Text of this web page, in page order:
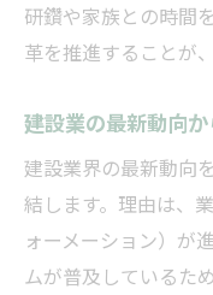
建設業の
建設業の法
建設業で無
ト
建設業許
建設業の更
研鑽や家族との時間
革を推進することが
建設業の最新動向
建設業界の最新動向
結します。理由は、
ォーメーション）が
ムが普及しているた